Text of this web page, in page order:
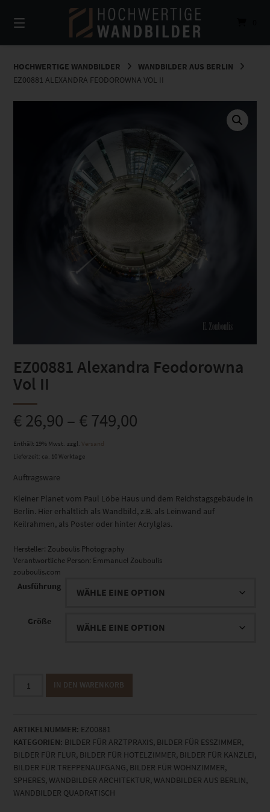
zum
Inhalt
HOCHWERTIGE WANDBILDER
WANDBILDER AUS BERLIN
EZ00881 ALEXANDRA FEODOROWNA VOL II
EZ00881 Alexandra Feodorowna
Vol II
€26,90 – €749,00
Enthält 19% Mwst. zzgl. Versand
Lieferzeit: ca. 10 Werktage
Auftragsware
Kleiner Planet vom Paul Löbe Haus und dem Reichstagsgebäude in
Berlin. Hier erhältlich als Wandbild, z.B. als Leinwand auf
Keilrahmen, als Poster oder hinter Acrylglas.
Hersteller: Zouboulis Photography
Verantwortliche Person: Emmanuel Zouboulis
zouboulis.com
Ausführung
Größe
Alexandra
II
Menge
IN DEN WARENKORB
ARTIKELNUMMER: EZ00881
KATEGORIEN: BILDER FÜR ARZTPRAXIS, BILDER FÜR ESSZIMMER,
BILDER FÜR FLUR, BILDER FÜR HOTELZIMMER, BILDER FÜR KANZLEI,
BILDER FÜR TREPPENAUFGANG, BILDER FÜR WOHNZIMMER,
SPHERES, WANDBILDER ARCHITEKTUR, WANDBILDER AUS BERLIN,
WANDBILDER QUADRATISCH